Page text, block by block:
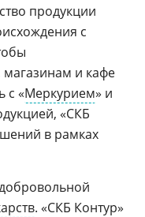
продукции
с
и кафе
с «Меркурием» и
«СКБ
в рамках
. «СКБ Контур»